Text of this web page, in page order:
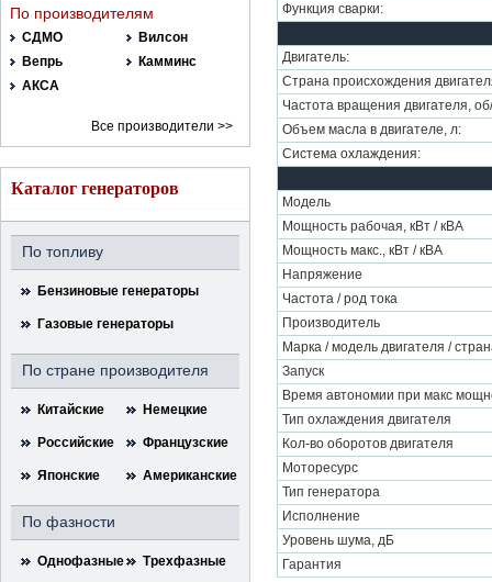
По производителям
СДМО
Вилсон
Вепрь
Камминс
АКСА
Все производители >>
Каталог генераторов
По топливу
Бензиновые генераторы
Газовые генераторы
По стране производителя
Китайские Немецкие
Российские Французские
Японские Американские
По фазности
Однофазные Трехфазные
Функция сварки:
Двигатель:
Страна происхождения
Частота вращения двигателя,
Объем масла в двигателе, л:
Система охлаждения:
Модель
Мощность рабочая, кВт / кВА
Мощность макс., кВт / кВА
Напряжение
Частота / род тока
Производитель
Марка / модель двигателя /
Запуск
Время автономии при макс
Тип охлаждения двигателя
Кол-во оборотов двигателя
Моторесурс
Тип генератора
Исполнение
Уровень шума, дБ
Гарантия